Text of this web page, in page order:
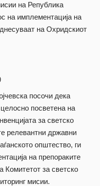
на Република
на имплементација на
на Охридскиот
посочи дека
посветена на
за светско
релевантни државни
општество, ги
на препораките
Комитетот за светско
мисии.